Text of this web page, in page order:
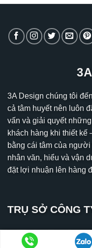
3A Design chúng tôi
cả tâm huyết nên luôn
vấn và giải quyết
khách hàng khi thiết kế
bằng cái tâm của
nhân văn, hiểu và vận
đặt lợi nhuận lên hàng
TRỤ SỞ CÔNG
Địa chỉ: Căn A10,
Valencia Riverside,